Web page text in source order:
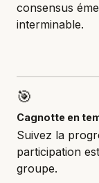
consensus
interminable.
🎯
Cagnotte en
Suivez la
participation
groupe.